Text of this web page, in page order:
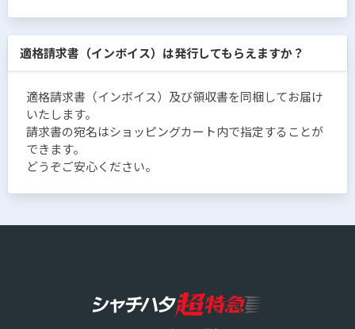
適格請求書（インボイス）は発行してもらえますか？
適格請求書（インボイス）及び領収書を同梱してお届け
いたします。
請求書の宛名はショッピングカート内で指定することが
できます。
どうぞご安心ください。